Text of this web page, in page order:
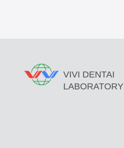
VIVI DENTAI
LABORATORY